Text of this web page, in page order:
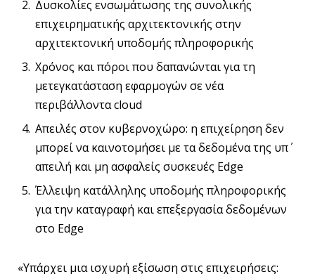
Δυσκολίες ενσωμάτωσης της συνολικής
επιχειρηματικής αρχιτεκτονικής στην
αρχιτεκτονική υποδομής πληροφορικής
Χρόνος και πόροι που δαπανώνται για τη
μετεγκατάσταση εφαρμογών σε νέα
περιβάλλοντα cloud
Απειλές στον κυβερνοχώρο: η επιχείρηση δεν
μπορεί να καινοτομήσει με τα δεδομένα της υπ΄
απειλή και μη ασφαλείς συσκευές Edge
Έλλειψη κατάλληλης υποδομής πληροφορικής
για την καταγραφή και επεξεργασία δεδομένων
στο Edge
«Υπάρχει μια ισχυρή εξίσωση στις επιχειρήσεις: